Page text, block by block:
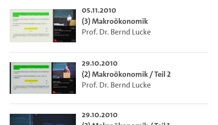
05.11.2010
(3) Makroökonomik
Prof. Dr. Bernd Lucke
29.10.2010
(2) Makroökonomik / Teil 2
Prof. Dr. Bernd Lucke
29.10.2010